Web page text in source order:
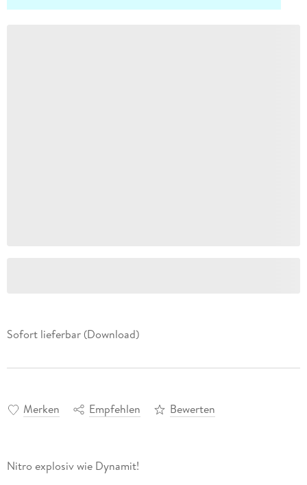
Sofort lieferbar (Download)
Merken Empfehlen Bewerten
Nitro explosiv wie Dynamit!